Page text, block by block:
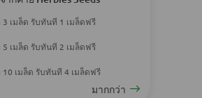
3 เมล็ด รับทันที 1 เมล็ดฟรี
5 เมล็ด รับทันที 2 เมล็ดฟรี
10 เมล็ด รับทันที 4 เมล็ดฟรี
มากกว่า